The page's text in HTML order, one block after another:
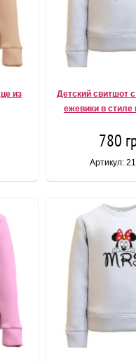
из
Детский свитшот
ежевики в
780
Артикул: